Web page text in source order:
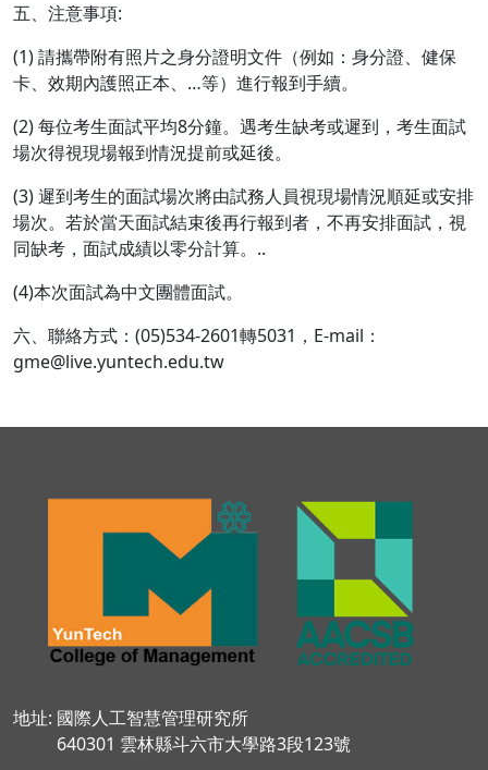
五、注意事項:
(1) 請攜帶附有照片之身分證明文件（例如：身分證、健保
卡、效期內護照正本、…等）進行報到手續。
(2) 每位考生面試平均8分鐘。遇考生缺考或遲到，考生面試
場次得視現場報到情況提前或延後。
(3) 遲到考生的面試場次將由試務人員視現場情況順延或安排
場次。若於當天面試結束後再行報到者，不再安排面試，視
同缺考，面試成績以零分計算。..
(4)本次面試為中文團體面試。
六、聯絡方式：(05)534-2601轉5031，E-mail：
gme@live.yuntech.edu.tw
地址: 國際人工智慧管理研究所
640301 雲林縣斗六市大學路3段123號